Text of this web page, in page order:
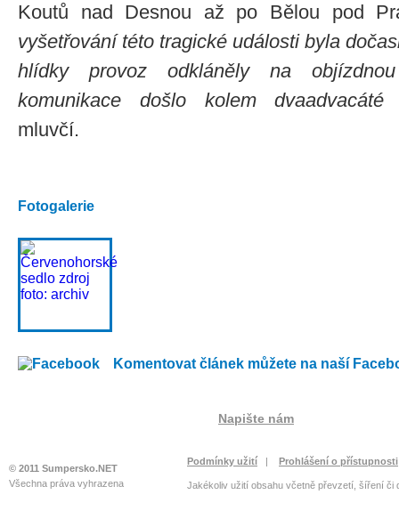
Koutů nad Desnou až po Bělou pod
vyšetřování této tragické události byla
hlídky provoz odkláněly na
komunikace došlo kolem dvaadvacáté
mluvčí.
Fotogalerie
Komentovat článek můžete na naší
© 2011 Sumpersko.NET
Všechna práva vyhrazena
Napište nám
Podmínky užití | Prohlášení o přístupnosti
Jakékoliv užití obsahu včetně převzetí, šíření či